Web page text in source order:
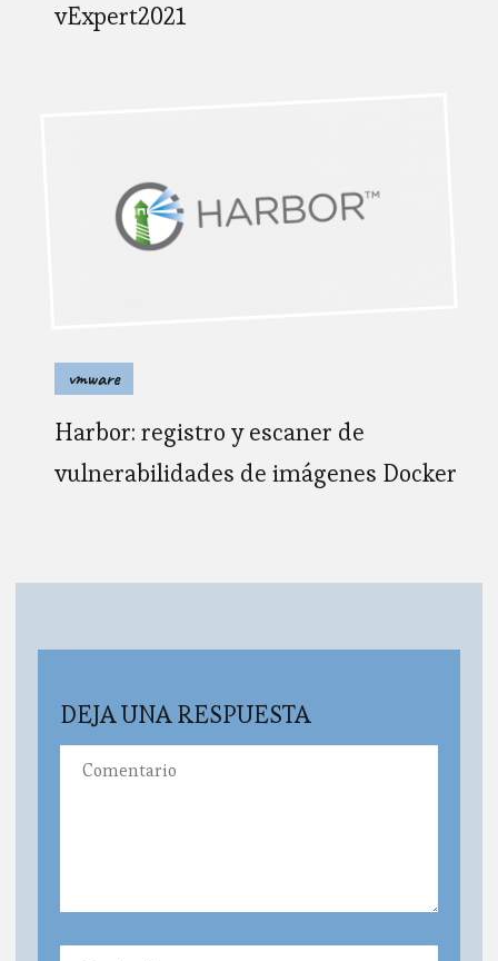
vExpert2021
vmware
Harbor: registro y escaner de
vulnerabilidades de imágenes Docker
DEJA UNA RESPUESTA